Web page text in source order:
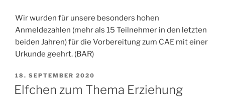
Wir wurden für unsere besonders hohen
Anmeldezahlen (mehr als 15 Teilnehmer in den letzten
beiden Jahren) für die Vorbereitung zum CAE mit einer
Urkunde geehrt. (BAR)
VERÖFFENTLICHT
AM
18. SEPTEMBER 2020
Elfchen zum Thema Erziehung